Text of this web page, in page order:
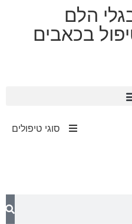
הלם
בכאבים
סוגי טיפולים